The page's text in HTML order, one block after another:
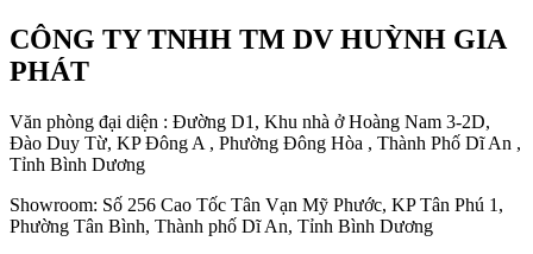
CÔNG TY TNHH TM DV HUỲNH GIA
PHÁT
Văn phòng đại diện : Đường D1, Khu nhà ở Hoàng Nam 3-2D,
Đào Duy Từ, KP Đông A , Phường Đông Hòa , Thành Phố Dĩ An ,
Tỉnh Bình Dương
Showroom: Số 256 Cao Tốc Tân Vạn Mỹ Phước, KP Tân Phú 1,
Phường Tân Bình, Thành phố Dĩ An, Tỉnh Bình Dương